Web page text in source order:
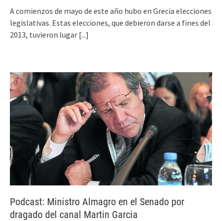
A comienzos de mayo de este año hubo en Grecia elecciones
legislativas. Estas elecciones, que debieron darse a fines del
2013, tuvieron lugar [...]
Podcast: Ministro Almagro en el Senado por
dragado del canal Martin Garcia